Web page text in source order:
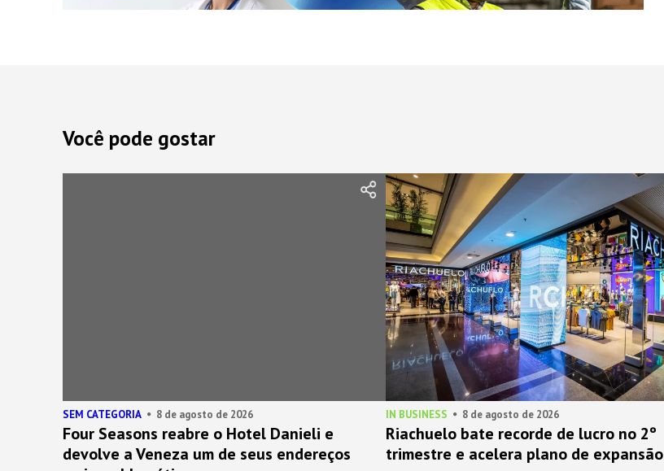
Você pode gostar
SEM CATEGORIA 8 de agosto de 2026
Four Seasons reabre o Hotel Danieli e
devolve a Veneza um de seus endereços
IN BUSINESS 8 de agosto de 2026
Riachuelo bate recorde de lucro no 2º
trimestre e acelera plano de expansão